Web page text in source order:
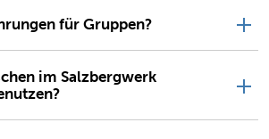
für Gruppen?
im Salzbergwerk